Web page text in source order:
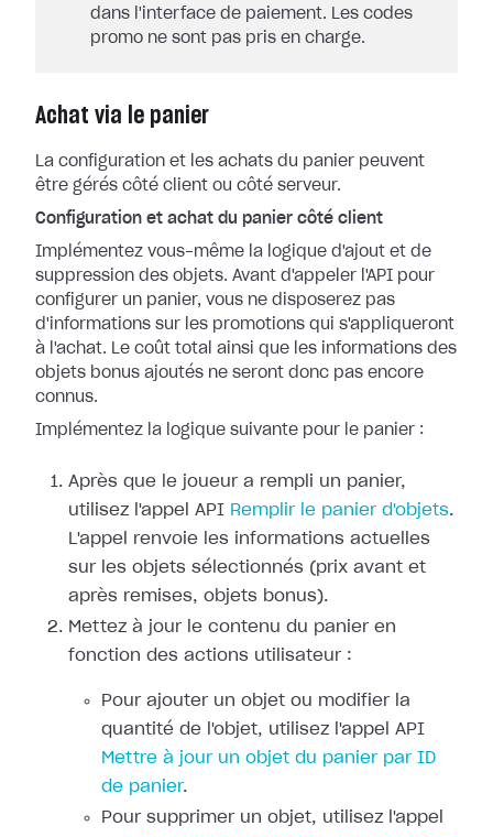
dans l'interface de paiement. Les codes
promo ne sont pas pris en charge.
Achat via le panier
La configuration et les achats du panier peuvent
être gérés côté client ou côté serveur.
Configuration et achat du panier côté client
Implémentez vous-même la logique d'ajout et de
suppression des objets. Avant d'appeler l'API pour
configurer un panier, vous ne disposerez pas
d'informations sur les promotions qui s'appliqueront
à l'achat. Le coût total ainsi que les informations des
objets bonus ajoutés ne seront donc pas encore
connus.
Implémentez la logique suivante pour le panier :
Après que le joueur a rempli un panier,
utilisez l'appel API Remplir le panier d'objets.
L'appel renvoie les informations actuelles
sur les objets sélectionnés (prix avant et
après remises, objets bonus).
Mettez à jour le contenu du panier en
fonction des actions utilisateur :
Pour ajouter un objet ou modifier la
quantité de l'objet, utilisez l'appel API
Mettre à jour un objet du panier par ID
de panier.
Pour supprimer un objet, utilisez l'appel